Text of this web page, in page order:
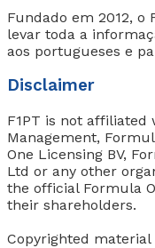
Fundado em 2012, o
levar toda a
aos portugueses e
Disclaimer
F1PT is not affiliated
Management,
One Licensing BV,
Ltd or any other
the official Formula
their shareholders.
Copyrighted